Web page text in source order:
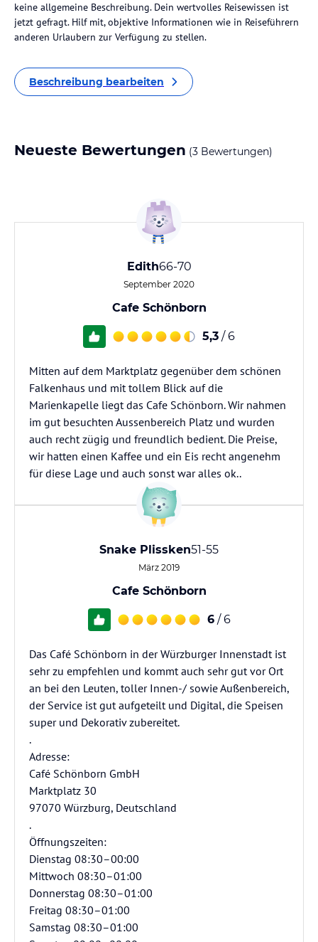
keine allgemeine Beschreibung. Dein wertvolles Reisewissen ist
jetzt gefragt. Hilf mit, objektive Informationen wie in Reiseführern
anderen Urlaubern zur Verfügung zu stellen.
Beschreibung bearbeiten
Neueste Bewertungen (3 Bewertungen)
Edith66-70
September 2020
Cafe Schönborn
5,3 / 6
Mitten auf dem Marktplatz gegenüber dem schönen
Falkenhaus und mit tollem Blick auf die
Marienkapelle liegt das Cafe Schönborn. Wir nahmen
im gut besuchten Aussenbereich Platz und wurden
auch recht zügig und freundlich bedient. Die Preise,
wir hatten einen Kaffee und ein Eis recht angenehm
für diese Lage und auch sonst war alles ok..
Snake Plissken51-55
März 2019
Cafe Schönborn
6 / 6
Das Café Schönborn in der Würzburger Innenstadt ist
sehr zu empfehlen und kommt auch sehr gut vor Ort
an bei den Leuten, toller Innen-/ sowie Außenbereich,
der Service ist gut aufgeteilt und Digital, die Speisen
super und Dekorativ zubereitet.
.
Adresse:
Café Schönborn GmbH
Marktplatz 30
97070 Würzburg, Deutschland
.
Öffnungszeiten:
Dienstag 08:30–00:00
Mittwoch 08:30–01:00
Donnerstag 08:30–01:00
Freitag 08:30–01:00
Samstag 08:30–01:00